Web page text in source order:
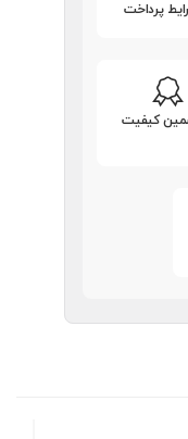
پرداخت
کیفیت